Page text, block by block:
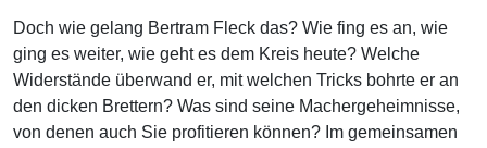
Doch wie gelang Bertram Fleck das? Wie fing es an, wie
ging es weiter, wie geht es dem Kreis heute? Welche
Widerstände überwand er, mit welchen Tricks bohrte er an
den dicken Brettern? Was sind seine Machergeheimnisse,
von denen auch Sie profitieren können? Im gemeinsamen